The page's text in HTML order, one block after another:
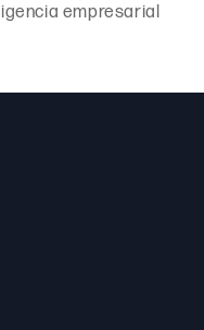
empresarial